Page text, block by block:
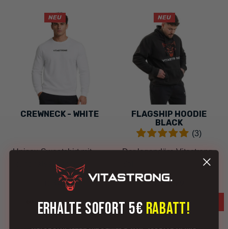
NEU
CREWNECK - WHITE
Unisex-Sweatshirt mit
Rundhalsausschnitt
€ 34,99
ANZEIGEOPTIONEN
NEU
FLAGSHIP HOODIE
BLACK
(3)
Der legendäre Vitastrong-
€ 39,99
ANZEIGEOPTIONEN
ERHALTE SOFORT 5€ RABATT!